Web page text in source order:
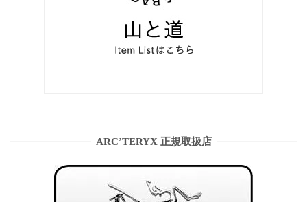
ARC’TERYX 正規取扱店